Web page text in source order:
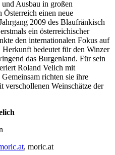
Ausbau in großen
Österreich einen neue
2009 des Blaufränkisch
ein österreichischer
den internationalen Fokus auf
Herkunft bedeutet für den Winzer
das Burgenland. Für sein
Roland Velich mit
richten sie ihre
verschollenen Weinschätze der
, moric.at